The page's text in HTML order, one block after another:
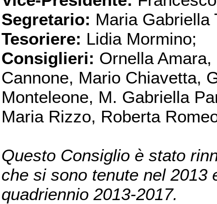
Segretario: Maria Gabriella
Tesoriere: Lidia Mormino;
Consiglieri: Ornella
Cannone, Mario Chiavetta,
Monteleone, M. Gabriella
Maria Rizzo, Roberta
Questo Consiglio è stato
che si sono tenute nel 2013
quadriennio 2013-2017.